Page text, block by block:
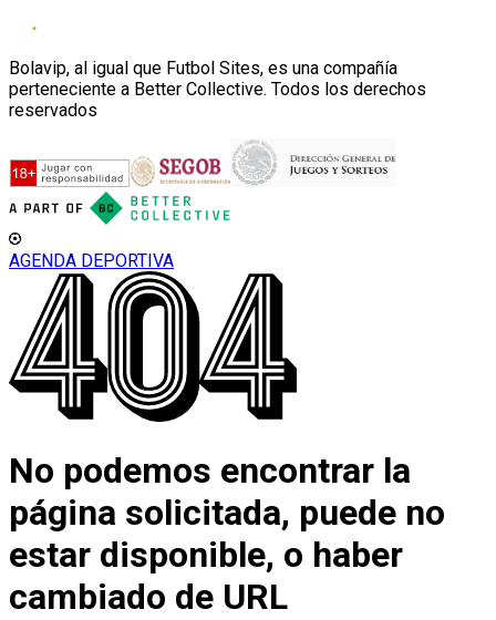
Bolavip, al igual que Futbol Sites, es una compañía
perteneciente a Better Collective. Todos los derechos
reservados
AGENDA DEPORTIVA
No podemos encontrar la
página solicitada, puede no
estar disponible, o haber
cambiado de URL